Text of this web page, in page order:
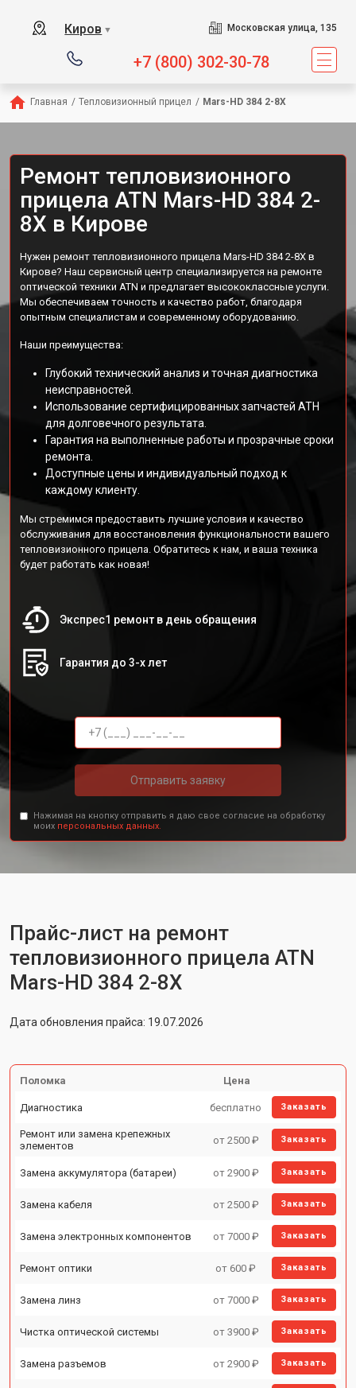
Киров ▼ Московская улица, 135
+7 (800) 302-30-78
Главная / Тепловизионный прицел / Mars-HD 384 2-8X
Ремонт тепловизионного
прицела ATN Mars-HD 384 2-
8X в Кирове
Нужен ремонт тепловизионного прицела Mars-HD 384 2-8X в
Кирове? Наш сервисный центр специализируется на ремонте
оптической техники ATN и предлагает высококлассные услуги.
Мы обеспечиваем точность и качество работ, благодаря
опытным специалистам и современному оборудованию.
Наши преимущества:
Глубокий технический анализ и точная диагностика
неисправностей.
Использование сертифицированных запчастей АТН
для долговечного результата.
Гарантия на выполненные работы и прозрачные сроки
ремонта.
Доступные цены и индивидуальный подход к
каждому клиенту.
Мы стремимся предоставить лучшие условия и качество
обслуживания для восстановления функциональности вашего
тепловизионного прицела. Обратитесь к нам, и ваша техника
будет работать как новая!
Экспрес1 ремонт в день обращения
Гарантия до 3-х лет
Отправить заявку
Нажимая на кнопку отправить я даю свое согласие на обработку
моих персональных данных.
Прайс-лист на ремонт
тепловизионного прицела ATN
Mars-HD 384 2-8X
Дата обновления прайса: 19.07.2026
Поломка Цена
Диагностика бесплатно Заказать
Ремонт или замена крепежных
элементов
от 2500 ₽ Заказать
Замена аккумулятора (батареи) от 2900 ₽ Заказать
Замена кабеля от 2500 ₽ Заказать
Замена электронных компонентов от 7000 ₽ Заказать
Ремонт оптики от 600 ₽ Заказать
Замена линз от 7000 ₽ Заказать
Чистка оптической системы от 3900 ₽ Заказать
Замена разъемов от 2900 ₽ Заказать